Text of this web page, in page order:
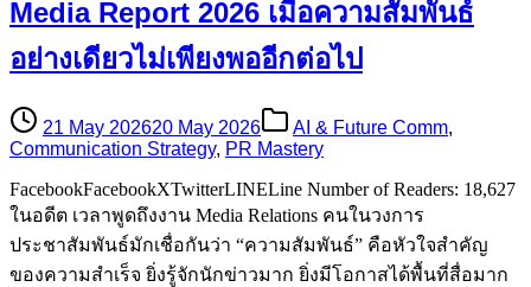
Media Report 2026 เมื่อความสัมพันธ์
อย่างเดียวไม่เพียงพออีกต่อไป
21 May 202620 May 2026 AI & Future Comm,
Communication Strategy, PR Mastery
FacebookFacebookXTwitterLINELine Number of Readers: 18,627
ในอดีต เวลาพูดถึงงาน Media Relations คนในวงการ
ประชาสัมพันธ์มักเชื่อกันว่า “ความสัมพันธ์” คือหัวใจสำคัญ
ของความสำเร็จ ยิ่งรู้จักนักข่าวมาก ยิ่งมีโอกาสได้พื้นที่สื่อมาก